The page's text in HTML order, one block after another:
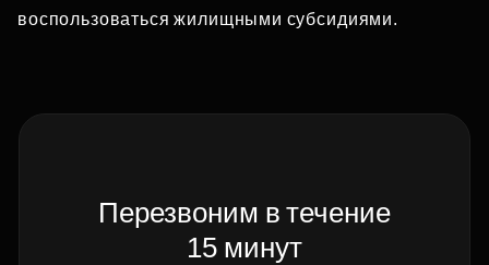
воспользоваться жилищными субсидиями.
Перезвоним в течение
15 минут